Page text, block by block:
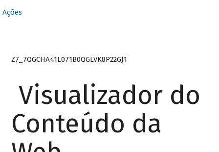
Ações
Z7_7QGCHA41L071B0QGLVK8P22GJ1
Visualizador do
Conteúdo da